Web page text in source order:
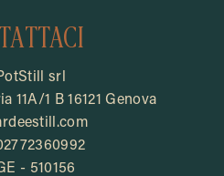
srl
11A/1 B 16121 Genova
- 510156